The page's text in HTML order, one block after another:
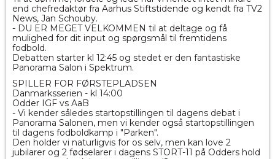
end chefredaktør fra Aarhus Stiftstidende og kendt fra TV2
News, Jan Schouby.
- DU ER MEGET VELKOMMEN til at deltage og få
mulighed for dit input og spørgsmål til fremtidens
fodbold.
Debatten starter kl 12:45 og stedet er den fantastiske
Panorama Salon i Spektrum.
SPILLER FOR FØRSTEPLADSEN
Danmarksserien - kl 14:00
Odder IGF vs AaB
- Vi kender således startopstillingen til dagens debat i
Panorama Salonen, men vi kender også startopstillingen
til dagens fodboldkamp i "Parken".
Den holder vi naturligvis for os selv, men kan love 2
jubilarer og 2 fødselarer i dagens STORT-11 på Odders hold